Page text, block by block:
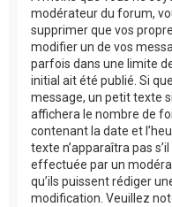
modérateur du forum,
supprimer que vos
modifier un de vos
parfois dans une limite
initial ait été publié. Si
message, un petit texte
affichera le nombre de
contenant la date et
texte n’apparaîtra pas
effectuée par un
qu’ils puissent rédiger
modification. Veuillez